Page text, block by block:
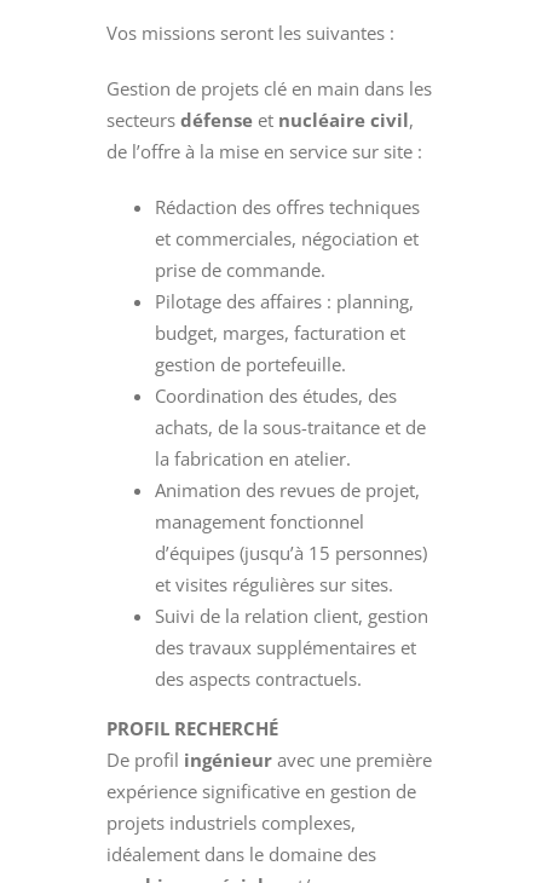
Vos missions seront les suivantes :
Gestion de projets clé en main dans les
secteursdéfense et nucléaire civil,
de l’offre à la mise en service sur site :
Rédaction des offres techniques
et commerciales, négociation et
prise de commande.
Pilotage des affaires : planning,
budget, marges, facturation et
gestion de portefeuille.
Coordination des études, des
achats, de la sous-traitance et de
la fabrication en atelier.
Animation des revues de projet,
management fonctionnel
d’équipes (jusqu’à 15 personnes)
et visites régulières sur sites.
Suivi de la relation client, gestion
des travaux supplémentaires et
des aspects contractuels.
PROFIL RECHERCHÉ
De profil ingénieuravec une première
expérience significative en gestion de
projets industriels complexes,
idéalement dans le domaine des